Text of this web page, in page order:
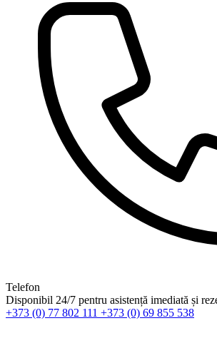
Telefon
Disponibil 24/7 pentru asistență imediată și
+373 (0) 77 802 111 +373 (0) 69 855 538